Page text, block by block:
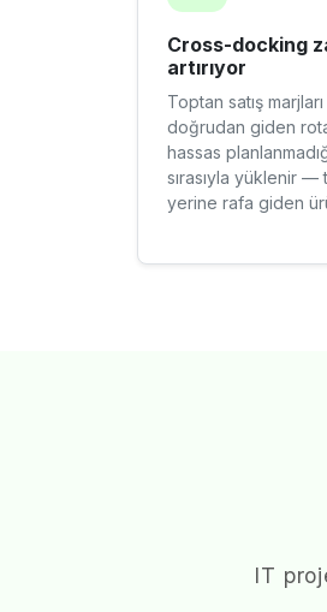
Cross-docking
artırıyor
Toptan satış
doğrudan giden rota
hassas
sırasıyla yüklenir —
yerine rafa giden
IT